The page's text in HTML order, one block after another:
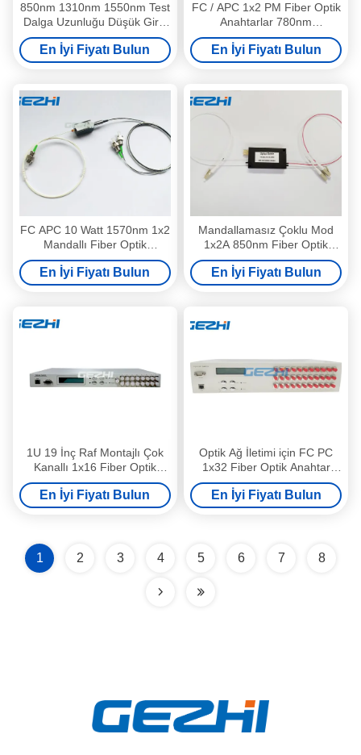
850nm 1310nm 1550nm Test
Dalga Uzunluğu Düşük Giriş
Kaybı ve Yüksek Istikrarlı 1x2
Mekanik Fiber Optik
Değiştiricisi
En İyi Fiyatı Bulun
FC / APC 1x2 PM Fiber Optik
Anahtarlar 780nm
Polarizasyon
En İyi Fiyatı Bulun
FC APC 10 Watt 1570nm 1x2
Mandallı Fiber Optik
Anahtarlar
En İyi Fiyatı Bulun
Mandallamasız Çoklu Mod
1x2A 850nm Fiber Optik
Anahtarlar
En İyi Fiyatı Bulun
1U 19 İnç Raf Montajlı Çok
Kanallı 1x16 Fiber Optik
Anahtarlar
En İyi Fiyatı Bulun
Optik Ağ İletimi için FC PC
1x32 Fiber Optik Anahtar
1550nm
En İyi Fiyatı Bulun
1 2 3 4 5 6 7 8